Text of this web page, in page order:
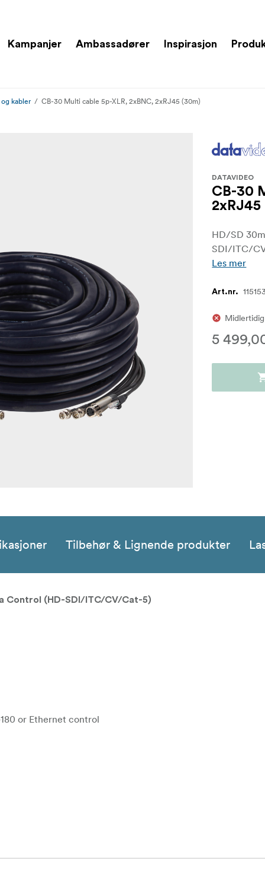
Kampanjer Ambassadører Inspirasjon
kabler CB-30 Multi cable 5p-XLR, 2xBNC, 2xRJ45 (30m)
DATAVIDEO
CB-30
HD/SD
SDI/ITC/
Les mer
Art.nr.
5
Tilbehør & Lignende produkter
Control (HD-SDI/ITC/CV/Cat-5)
or Ethernet control